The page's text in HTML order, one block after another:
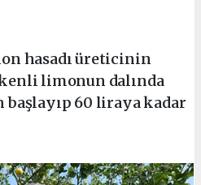
hasadı üreticinin
limonun dalında
60 liraya kadar